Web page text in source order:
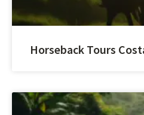
Horseback Tours